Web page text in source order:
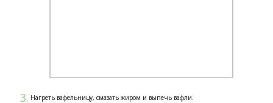
Нагреть вафельницу, смазать жиром и выпечь вафли.